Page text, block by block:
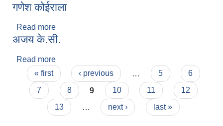
गणेश कोईराला
Read more
अजय के.सी.
Read more
Pages
« first ‹ previous 5
6
7
8 9 10 11
12
13
next › last »